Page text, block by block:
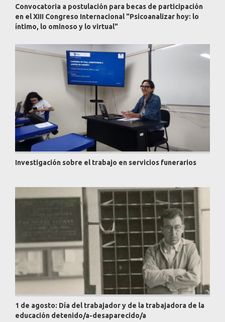
Convocatoria a postulación para becas de participación
en el XIII Congreso Internacional "Psicoanalizar hoy: lo
íntimo, lo ominoso y lo virtual"
Investigación sobre el trabajo en servicios funerarios
1 de agosto: Día del trabajador y de la trabajadora de la
educación detenido/a-desaparecido/a